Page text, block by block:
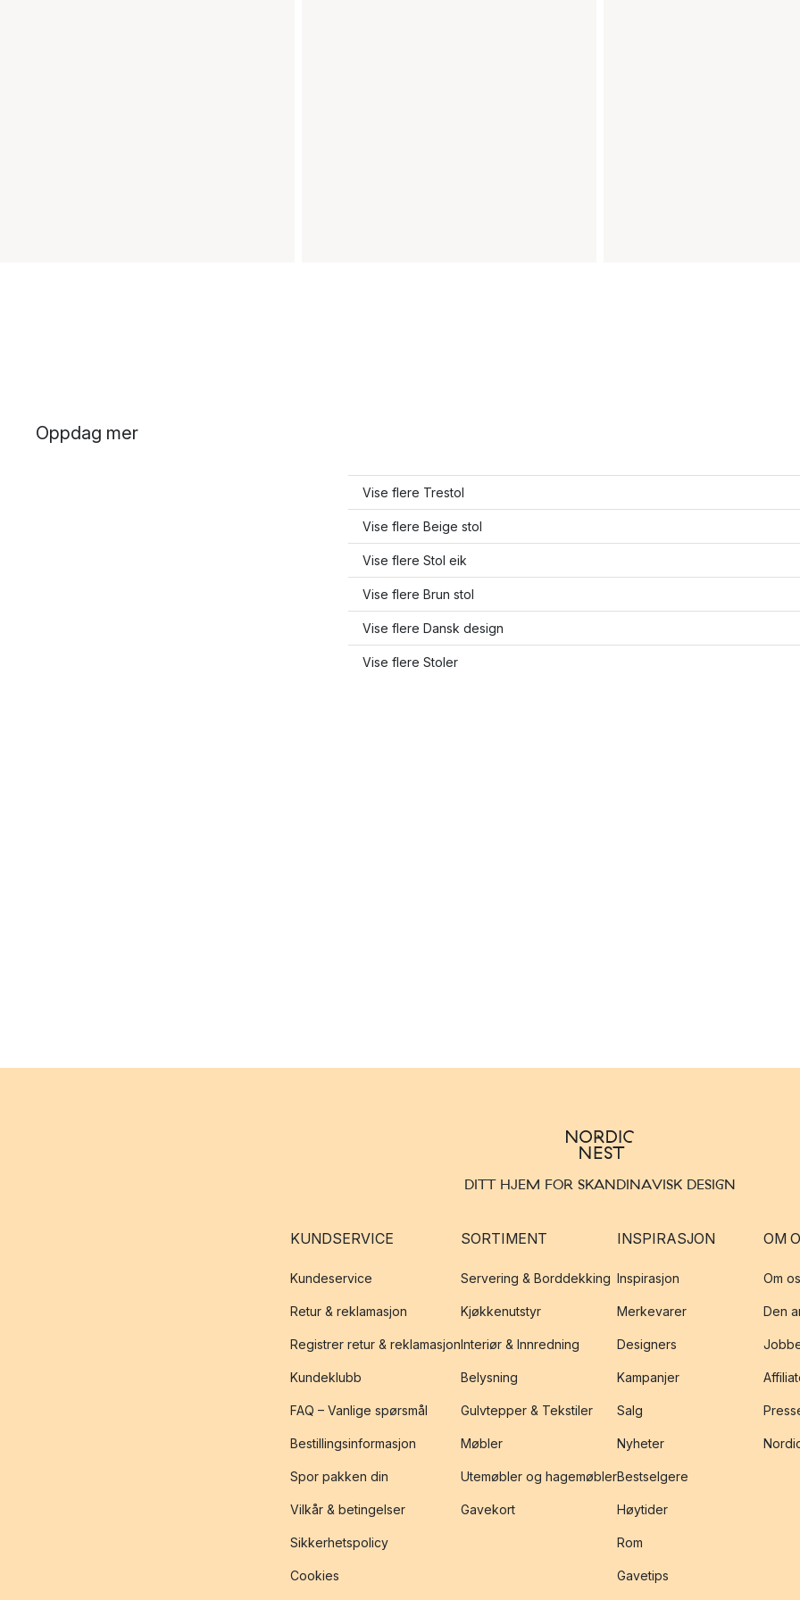
Oppdag mer
Vise flere Trestol
Vise flere Beige stol
Vise flere Stol eik
Vise flere Brun stol
Vise flere Dansk design
Vise flere Stoler
DITT HJEM FOR SKANDINAVISK DESIGN
KUNDSERVICE
Kundeservice
Retur & reklamasjon
Registrer retur & reklamasjon
Kundeklubb
FAQ – Vanlige spørsmål
Bestillingsinformasjon
Spor pakken din
Vilkår & betingelser
Sikkerhetspolicy
Cookies
SORTIMENT
Servering & Borddekking
Kjøkkenutstyr
Interiør & Innredning
Belysning
Gulvtepper & Tekstiler
Møbler
Utemøbler og hagemøbler
Gavekort
INSPIRASJON
Inspirasjon
Merkevarer
Designers
Kampanjer
Salg
Nyheter
Bestselgere
Høytider
Rom
Gavetips
OM
Om
Den